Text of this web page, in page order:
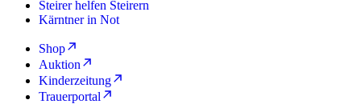
Steirer helfen Steirern
Kärntner in Not
Shop
Auktion
Kinderzeitung
Trauerportal